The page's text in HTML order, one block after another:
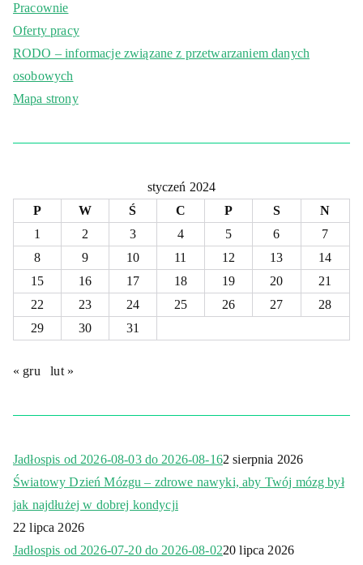
Pracownie
Oferty pracy
RODO – informacje związane z przetwarzaniem danych
osobowych
Mapa strony
styczeń 2024
P
W Ś C P S
N
1
2 3 4 5 6
7
8
9 10 11 12 13
14
15
16 17 18 19 20
21
22
23 24 25 26 27
28
29
30 31
« gru lut »
Jadłospis od 2026-08-03 do 2026-08-162 sierpnia 2026
Światowy Dzień Mózgu – zdrowe nawyki, aby Twój mózg był
jak najdłużej w dobrej kondycji
22 lipca 2026
Jadłospis od 2026-07-20 do 2026-08-0220 lipca 2026